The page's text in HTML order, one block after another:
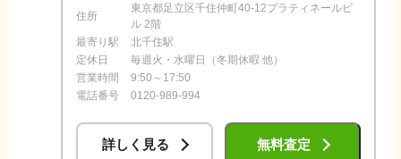
住所
東京都足立区千住仲町40-12プラティネールビ
ル 2階
最寄り駅
北千住駅
定休日
毎週火・水曜日（冬期休暇 他）
営業時間
9:50～17:50
電話番号
0120-989-994
詳しく見る 無料査定